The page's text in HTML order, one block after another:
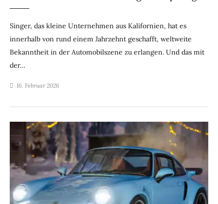
Singer, das kleine Unternehmen aus Kalifornien, hat es
innerhalb von rund einem Jahrzehnt geschafft, weltweite
Bekanntheit in der Automobilszene zu erlangen. Und das mit
der…
16. Februar 2026